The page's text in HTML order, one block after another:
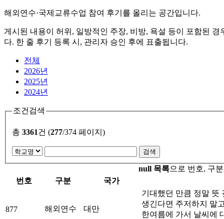
해외연수·국제교류수업 참여 후기를 올리는 공간입니다.
게시된 내용이 허위, 일방적인 주장, 비방, 욕설 등이 포함된
다. 한 줄 후기 등록 시, 관리자 승인 후에 표출됩니다.
전체
2026년
2025년
2024년
조건검색
총 3361건 (277/374 페이지)
null 목록으로 번호, 구
번호
구분 국가
877 해외연수 대만
기대했던 만큼 정말 뜻
생긴다면 주저하지 말
한여름에 가서 날씨에